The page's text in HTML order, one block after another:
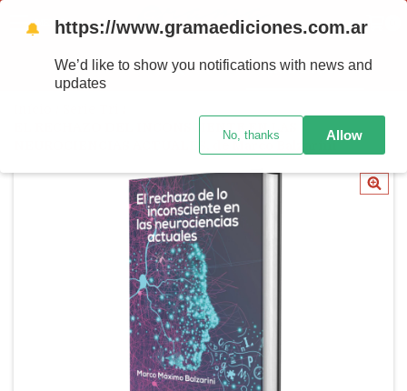
MENU
PRODUTOS
EL RECHAZO DEL INCONSCIENTE EN LAS
NEUROCIENCIAS ACTUALES, de Marco Balzarini
🔔 https://www.gramaediciones.com.ar
We’d like to show you notifications with news and
updates
No, thanks Allow